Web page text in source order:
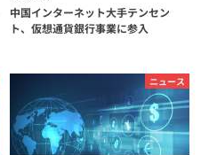
中国インターネット大手テンセン
ト、仮想通貨銀行事業に参入
ニュース